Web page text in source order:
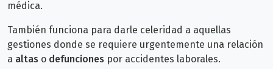
médica.
También funciona para darle celeridad a aquellas
gestiones donde se requiere urgentemente una relación
a altas o defunciones por accidentes laborales.